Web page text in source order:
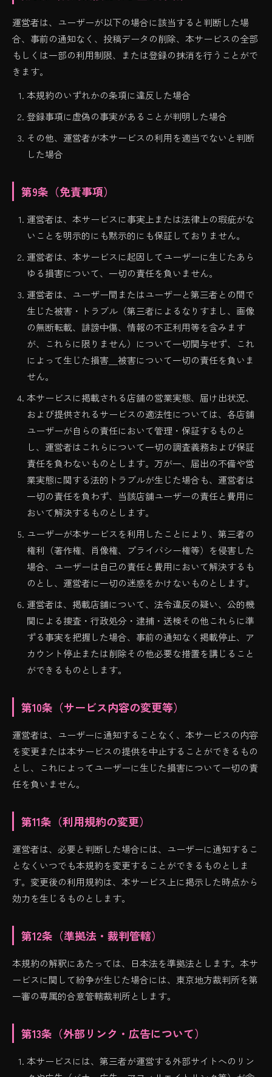
運営者は、ユーザーが以下の場合に該当すると判断した場
合、事前の通知なく、投稿データの削除、本サービスの全部
もしくは一部の利用制限、または登録の抹消を行うことがで
きます。
本規約のいずれかの条項に違反した場合
登録事項に虚偽の事実があることが判明した場合
その他、運営者が本サービスの利用を適当でないと判断
した場合
第9条（免責事項）
運営者は、本サービスに事実上または法律上の瑕疵がな
いことを明示的にも黙示的にも保証しておりません。
運営者は、本サービスに起因してユーザーに生じたあら
ゆる損害について、一切の責任を負いません。
運営者は、ユーザー間またはユーザーと第三者との間で
生じた被害・トラブル（第三者によるなりすまし、画像
の無断転載、誹謗中傷、情報の不正利用等を含みます
が、これらに限りません）について一切関与せず、これ
によって生じた損害＿被害について一切の責任を負いま
せん。
本サービスに掲載される店舗の営業実態、届け出状況、
および提供されるサービスの適法性については、各店舗
ユーザーが自らの責任において管理・保証するものと
し、運営者はこれらについて一切の調査義務および保証
責任を負わないものとします。万が一、届出の不備や営
業実態に関する法的トラブルが生じた場合も、運営者は
一切の責任を負わず、当該店舗ユーザーの責任と費用に
おいて解決するものとします。
ユーザーが本サービスを利用したことにより、第三者の
権利（著作権、肖像権、プライバシー権等）を侵害した
場合、ユーザーは自己の責任と費用において解決するも
のとし、運営者に一切の迷惑をかけないものとします。
運営者は、掲載店舗について、法令違反の疑い、公的機
関による捜査・行政処分・逮捕・送検その他これらに準
ずる事実を把握した場合、事前の通知なく掲載停止、ア
カウント停止または削除その他必要な措置を講じること
ができるものとします。
第10条（サービス内容の変更等）
運営者は、ユーザーに通知することなく、本サービスの内容
を変更または本サービスの提供を中止することができるもの
とし、これによってユーザーに生じた損害について一切の責
任を負いません。
第11条（利用規約の変更）
運営者は、必要と判断した場合には、ユーザーに通知するこ
となくいつでも本規約を変更することができるものとしま
す。変更後の利用規約は、本サービス上に掲示した時点から
効力を生じるものとします。
第12条（準拠法・裁判管轄）
本規約の解釈にあたっては、日本法を準拠法とします。本サ
ービスに関して紛争が生じた場合には、東京地方裁判所を第
一審の専属的合意管轄裁判所とします。
第13条（外部リンク・広告について）
本サービスには、第三者が運営する外部サイトへのリン